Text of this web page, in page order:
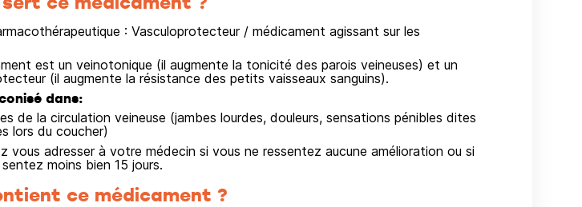
: Vasculoprotecteur / médicament agissant sur les
est un veinotonique (il augmente la tonicité des parois veineuses) et un
(il augmente la résistance des petits vaisseaux sanguins).
dans:
de la circulation veineuse (jambes lourdes, douleurs, sensations pénibles dites
lors du coucher)
vous adresser à votre médecin si vous ne ressentez aucune amélioration ou si
moins bien 15 jours.
ce médicament ?